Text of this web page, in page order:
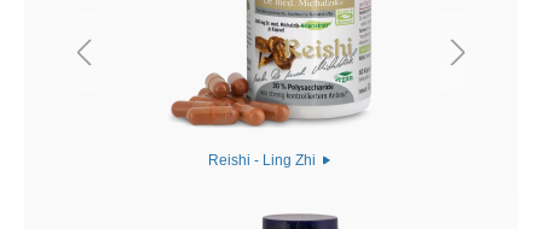
Reishi - Ling Zhi